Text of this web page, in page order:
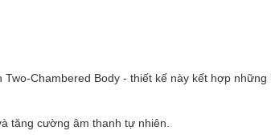
Chambered Body - thiết kế này kết hợp những
tăng cường âm thanh tự nhiên.